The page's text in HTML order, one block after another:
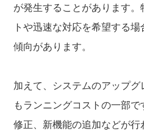
が発生することがあります
トや迅速な対応を希望する
傾向があります。
加えて、システムのアップ
もランニングコストの一部
修正、新機能の追加などが行